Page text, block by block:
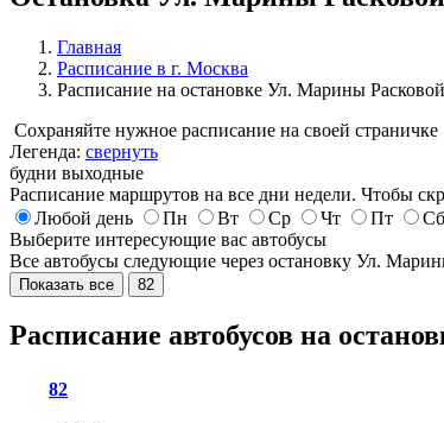
Главная
Расписание в г. Москва
Расписание на остановке Ул. Марины Расковой
Сохраняйте нужное расписание на своей страничке
Легенда: свернуть
будни выходные
Расписание маршрутов на все дни недели. Чтобы
Любой день
Пн Вт Ср Чт Пт Сб
Выберите интересующие вас автобусы
Все автобусы следующие через остановку Ул.
Показать все
82
Расписание автобусов на
82